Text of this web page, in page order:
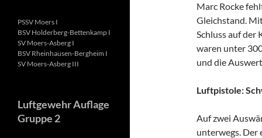
Marc Rocke
Gleichstand.
Schluss auf der
waren unter
und die
Luftpistole:
Auf zwei
unterwegs. Der
PSSV Moers I
BSV Holderberg-Bettenkamp I
SV Moers-Asberg I
BSV Rheinhausen-Bergheim I
SV Moers-Asberg III
Luftgewehr Auflage
Gruppe 2